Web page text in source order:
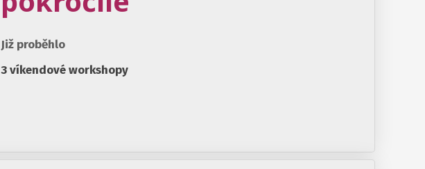
Již proběhlo
3 víkendové workshopy